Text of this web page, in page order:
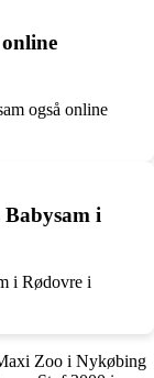
også online
i
i Rødovre i
Zoo i Nykøbing